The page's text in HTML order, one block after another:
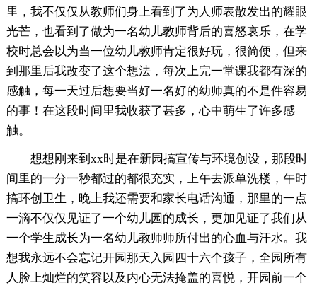
里，我不仅仅从教师们身上看到了为人师表散发出的耀眼
光芒，也看到了做为一名幼儿教师背后的喜怒哀乐，在学
校时总会以为当一位幼儿教师肯定很好玩，很简便，但来
到那里后我改变了这个想法，每次上完一堂课我都有深的
感触，每一天过后想要当好一名好的幼师真的不是件容易
的事！在这段时间里我收获了甚多，心中萌生了许多感
触。
想想刚来到xx时是在新园搞宣传与环境创设，那段时
间里的一分一秒都过的都很充实，上午去派单洗楼，午时
搞环创卫生，晚上我还需要和家长电话沟通，那里的一点
一滴不仅仅见证了一个幼儿园的成长，更加见证了我们从
一个学生成长为一名幼儿教师师所付出的心血与汗水。我
想我永远不会忘记开园那天入园四十六个孩子，全园所有
人脸上灿烂的笑容以及内心无法掩盖的喜悦，开园前一个